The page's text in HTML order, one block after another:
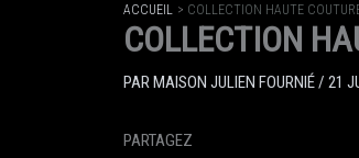
ACCUEIL COLLECTION HAUTE
COLLECTION
PARMAISON JULIEN FOURNIÉ/ 21
PARTAGEZ